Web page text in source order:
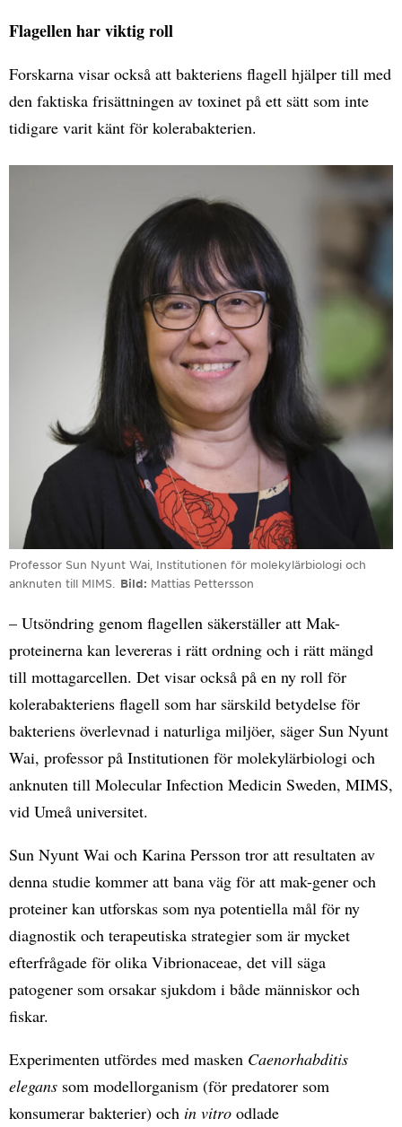
Flagellen har viktig roll
Forskarna visar också att bakteriens flagell hjälper till med
den faktiska frisättningen av toxinet på ett sätt som inte
tidigare varit känt för kolerabakterien.
Professor Sun Nyunt Wai, Institutionen för molekylärbiologi och
anknuten till MIMS.
Bild Mattias Pettersson
– Utsöndring genom flagellen säkerställer att Mak-
proteinerna kan levereras i rätt ordning och i rätt mängd
till mottagarcellen. Det visar också på en ny roll för
kolerabakteriens flagell som har särskild betydelse för
bakteriens överlevnad i naturliga miljöer, säger Sun Nyunt
Wai, professor på Institutionen för molekylärbiologi och
anknuten till Molecular Infection Medicin Sweden, MIMS,
vid Umeå universitet.
Sun Nyunt Wai och Karina Persson tror att resultaten av
denna studie kommer att bana väg för att mak-gener och
proteiner kan utforskas som nya potentiella mål för ny
diagnostik och terapeutiska strategier som är mycket
efterfrågade för olika Vibrionaceae, det vill säga
patogener som orsakar sjukdom i både människor och
fiskar.
Experimenten utfördes med masken Caenorhabditis
elegans som modellorganism (för predatorer som
konsumerar bakterier) och in vitro odlade